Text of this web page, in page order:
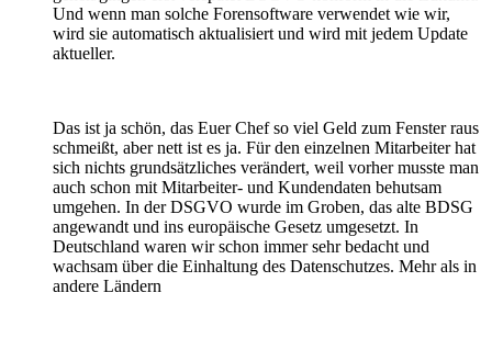
Und wenn man solche Forensoftware verwendet wie wir,
wird sie automatisch aktualisiert und wird mit jedem Update
aktueller.
Das ist ja schön, das Euer Chef so viel Geld zum Fenster raus
schmeißt, aber nett ist es ja. Für den einzelnen Mitarbeiter hat
sich nichts grundsätzliches verändert, weil vorher musste man
auch schon mit Mitarbeiter- und Kundendaten behutsam
umgehen. In der DSGVO wurde im Groben, das alte BDSG
angewandt und ins europäische Gesetz umgesetzt. In
Deutschland waren wir schon immer sehr bedacht und
wachsam über die Einhaltung des Datenschutzes. Mehr als in
andere Ländern